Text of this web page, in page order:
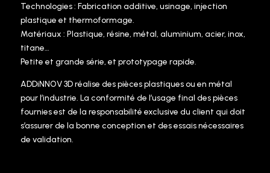
Technologies : Fabrication additive, usinage, injection
plastique et thermoformage.
Matériaux : Plastique, résine, métal, aluminium, acier, inox,
titane…
Petite et grande série, et prototypage rapide.
ADDiNNOV 3D réalise des pièces plastiques ou en métal
pour l’industrie. La conformité de l’usage final des pièces
fournies est de la responsabilité exclusive du client qui doit
s’assurer de la bonne conception et des essais nécessaires
de validation.